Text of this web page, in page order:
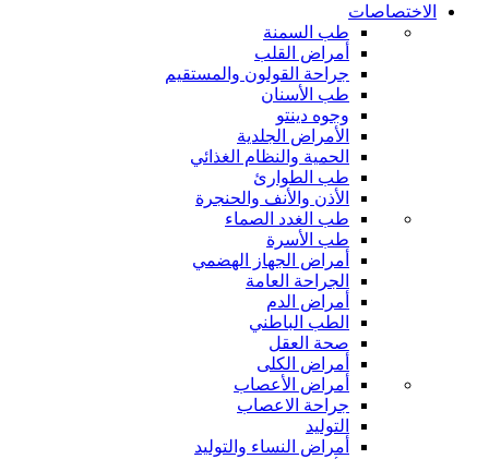
الاختصاصات
طب السمنة
أمراض القلب
جراحة القولون والمستقيم
طب الأسنان
وجوه دينتو
الأمراض الجلدية
الحمية والنظام الغذائي
طب الطوارئ
الأذن والأنف والحنجرة
طب الغدد الصماء
طب الأسرة
أمراض الجهاز الهضمي
الجراحة العامة
أمراض الدم
الطب الباطني
صحة العقل
أمراض الكلى
أمراض الأعصاب
جراحة الاعصاب
التوليد
أمراض النساء والتوليد